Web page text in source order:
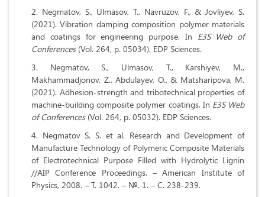
Negmatov, S., Ulmasov, T., Navruzov, F., & Jovliyev, S.
(2021). Vibration damping composition polymer materials
and coatings for engineering purpose. In E3S Web of
Conferences(Vol. 264, p. 05034). EDP Sciences.
Negmatov, S., Ulmasov, T., Karshiyev, M.,
Makhammadjonov, Z., Abdulayev, O., & Matsharipova, M.
(2021). Adhesion-strength and tribotechnical properties of
machine-building composite polymer coatings. In E3S Web
of Conferences(Vol. 264, p. 05032). EDP Sciences.
Negmatov S. S. et al. Research and Development of
Manufacture Technology of Polymeric Composite Materials
of Electrotechnical Purpose Filled with Hydrolytic Lignin
//AIP Conference Proceedings. – American Institute of
Physics, 2008. – Т. 1042. – №. 1. – С. 238-239.